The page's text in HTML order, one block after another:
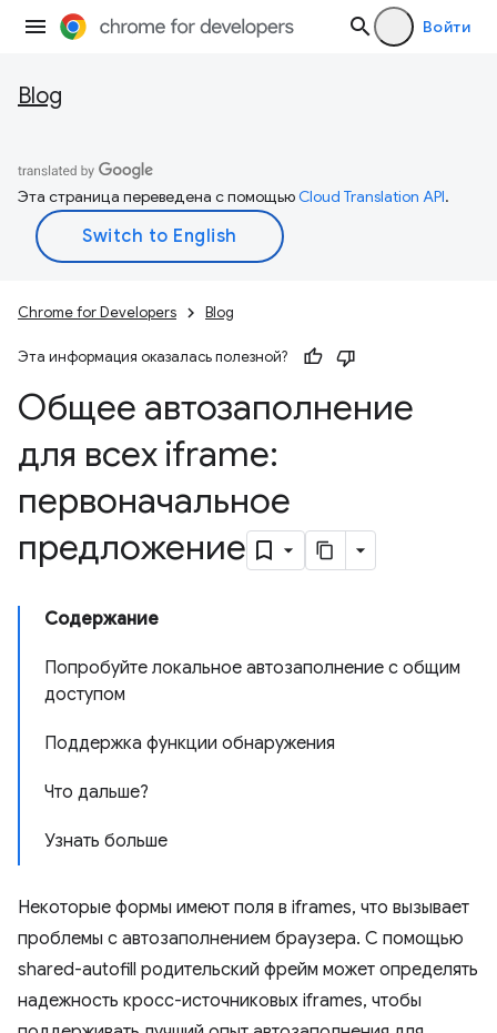
Войти
Blog
Эта страница переведена с помощьюCloud Translation API.
Chrome for Developers Blog
Эта информация оказалась полезной?
Общее автозаполнение
для всех iframe:
первоначальное
предложение
Содержание
Попробуйте локальное автозаполнение с общим
доступом
Поддержка функции обнаружения
Что дальше?
Узнать больше
Некоторые формы имеют поля в iframes, что вызывает
проблемы с автозаполнением браузера. С помощью
shared-autofill родительский фрейм может определять
надежность кросс-источниковых iframes, чтобы